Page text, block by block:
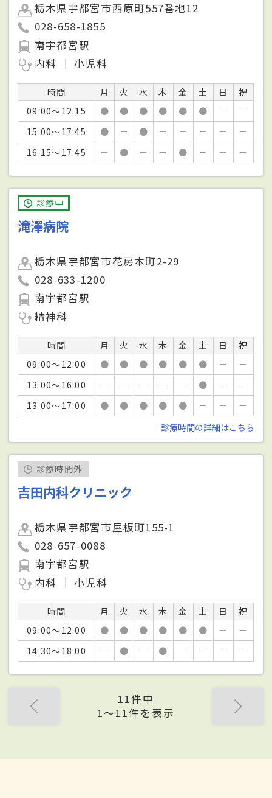
栃木県宇都宮市西原町557番地12
028-658-1855
南宇都宮駅
内科
小児科
時間 月 火 水 木 金 土 日
祝
09:00～12:15
● ● ● ● ● ● －
－
15:00～17:45
● － ● － － － －
－
16:15～17:45
－ ● － － ● － － －
診療中
滝澤病院
栃木県宇都宮市花房本町2-29
028-633-1200
南宇都宮駅
精神科
時間 月 火 水 木 金 土 日
祝
09:00～12:00
● ● ● ● ● ● －
－
13:00～16:00
－ － － － － ● －
－
13:00～17:00
● ● ● ● ● － －
－
診療時間の詳細はこちら
診療時間外
吉田内科クリニック
栃木県宇都宮市屋板町155-1
028-657-0088
南宇都宮駅
内科
小児科
時間 月 火 水 木 金 土 日
祝
09:00～12:00
● ● ● ● ● ● －
－
14:30～18:00
－ ● － ● － － － －
11件中
1〜11件を表示